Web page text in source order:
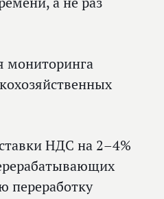
мониторинга
НДС на 2–4%
переработку